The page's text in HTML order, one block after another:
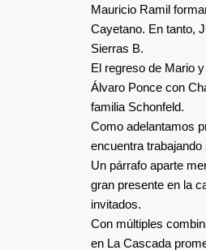
Mauricio Ramil
Cayetano. En tanto,
Sierras B.
El regreso de Mario
Álvaro Ponce con
familia Schonfeld.
Como adelantamos
encuentra
Un párrafo aparte
gran presente en la
invitados.
Con múltiples
en La Cascada